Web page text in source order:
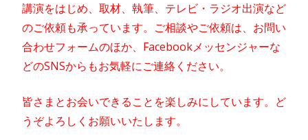
講演をはじめ、取材、執筆、テレビ・ラジオ出演など
のご依頼も承っています。ご相談やご依頼は、お問い
合わせフォームのほか、Facebookメッセンジャーな
どのSNSからもお気軽にご連絡ください。
皆さまとお会いできることを楽しみにしています。ど
うぞよろしくお願いいたします。